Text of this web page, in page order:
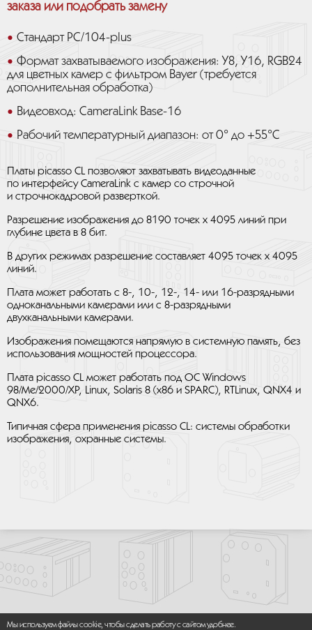
заказа или подобрать замену
Стандарт PC/104-plus
Формат захватываемого изображения: Y8, Y16, RGB24
для цветных камер с фильтром Bayer (требуется
дополнительная обработка)
Видеовход: CameraLink Base-16
Рабочий температурный диапазон: от 0° до +55°С
Платы picasso CL позволяют захватывать видеоданные
по интерфейсу CameraLink с камер со строчной
и строчнокадровой разверткой.
Разрешение изображения до 8190 точек х 4095 линий при
глубине цвета в 8 бит.
В других режимах разрешение составляет 4095 точек х 4095
линий.
Плата может работать с 8-, 10-, 12-, 14- или 16-разрядными
одноканальными камерами или с 8-разрядными
двухканальными камерами.
Изображения помещаются напрямую в системную память, без
использования мощностей процессора.
Плата picasso CL может работать под ОС Windows
98/Me/2000/XP, Linux, Solaris 8 (x86 и SPARC), RTLinux, QNX4 и
QNX6.
Типичная сфера применения picasso CL: системы обработки
изображения, охранные системы.
Мы используем файлы cookie, чтобы сделать работу с сайтом удобнее.